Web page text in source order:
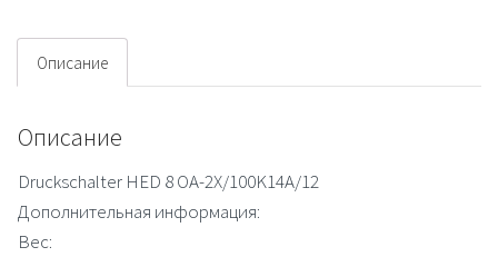
Описание
Описание
Druckschalter HED 8 OA-2X/100K14A/12
Дополнительная информация:
Вес: